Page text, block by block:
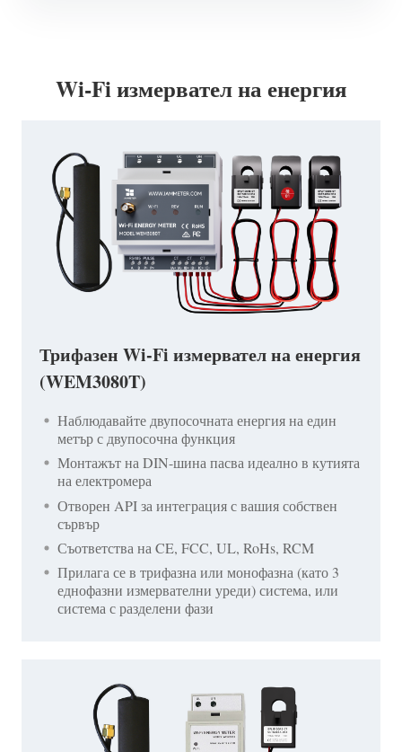
Wi-Fi измервател на енергия
Трифазен Wi-Fi измервател на енергия
(WEM3080T)
Наблюдавайте двупосочната енергия на един
метър с двупосочна функция
Монтажът на DIN-шина пасва идеално в кутията
на електромера
Отворен API за интеграция с вашия собствен
сървър
Съответства на CE, FCC, UL, RoHs, RCM
Прилага се в трифазна или монофазна (като 3
еднофазни измервателни уреди) система, или
система с разделени фази